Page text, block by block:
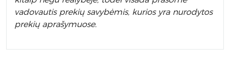
vadovautis prekių savybėmis, kurios yra nurodytos
prekių aprašymuose.